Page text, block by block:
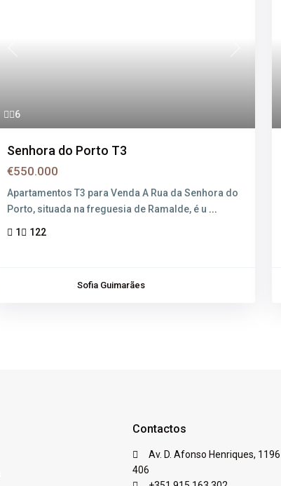
6
Senhora do Porto T3
€550.000
Apartamentos T3 para Venda A Rua da Senhora do
Porto, situada na freguesia de Ramalde, é u ...
1 122
Sofia Guimarães
Contactos
Av. D. Afonso Henriques,
406